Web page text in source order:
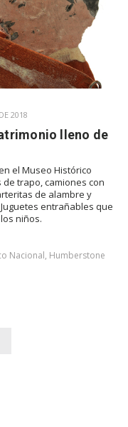
2018
lleno de
el Museo Histórico
trapo, camiones con
de alambre y
entrañables que
niños.
Nacional, Humberstone